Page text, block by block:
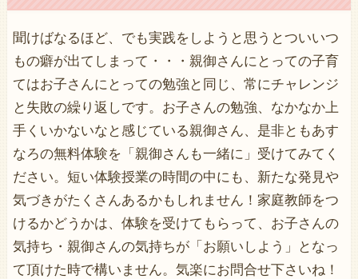
聞けばなるほど、でも実践をしようと思うとついいつ
もの癖が出てしまって・・・親御さんにとっての子育
てはお子さんにとっての勉強と同じ、常にチャレンジ
と失敗の繰り返しです。お子さんの勉強、なかなか上
手くいかないなと感じている親御さん、是非ともあす
なろの無料体験を「親御さんも一緒に」受けてみてく
ださい。短い体験授業の時間の中にも、新たな発見や
気づきがたくさんあるかもしれません！家庭教師をつ
けるかどうかは、体験を受けてもらって、お子さんの
気持ち・親御さんの気持ちが「お願いしよう」となっ
て頂けた時で構いません。気楽にお問合せ下さいね！